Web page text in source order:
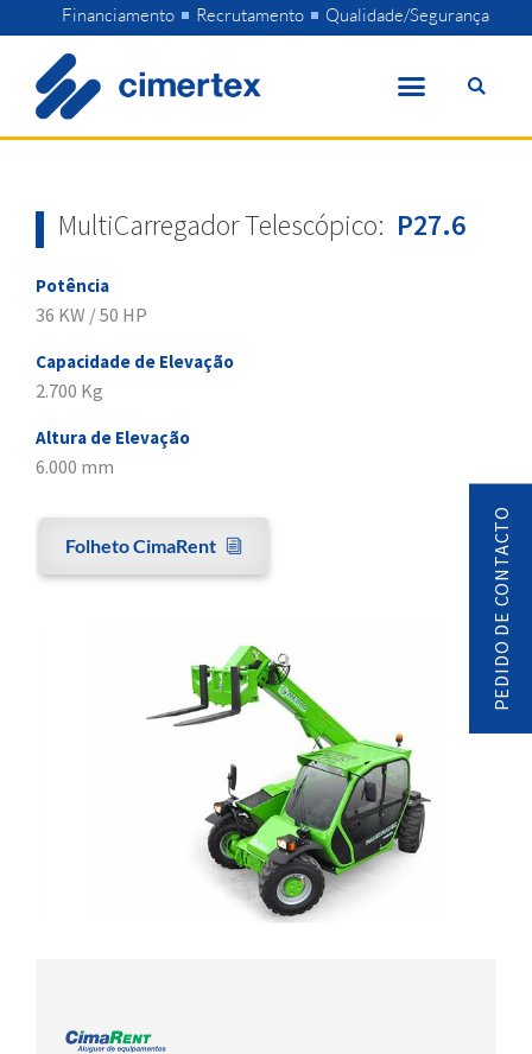
to
content
Financiamento Recrutamento Qualidade/Segurança
MultiCarregador Telescópico: P27.6
Potência
36 KW / 50 HP
Capacidade de Elevação
2.700 Kg
Altura de Elevação
6.000 mm
Folheto CimaRent PEDIDO DE CONTACTO